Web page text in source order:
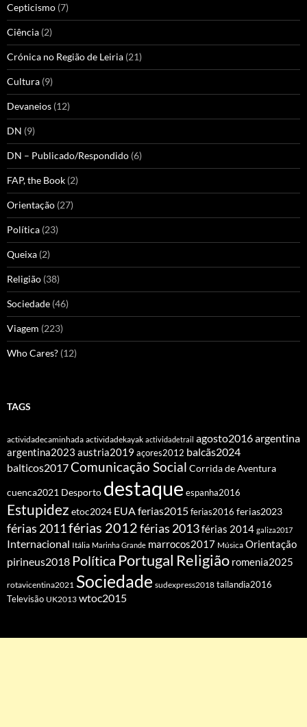
Cepticismo (7)
Ciência (2)
Crónica no Região de Leiria (21)
Cultura (9)
Devaneios (12)
DN (9)
DN – Publicado/Respondido (6)
FAP, the Book (2)
Orientação (27)
Política (23)
Queixa (2)
Religião (38)
Sociedade (46)
Viagem (223)
Who Cares? (12)
TAGS
actividadecaminhada actividadekayak actividadetrail agosto2016argentina
argentina2023 austria2019 açores2012 balcãs2024
balticos2017Comunicação Social Corrida de Aventura
cuenca2021 Desporto destaque espanha2016
Estupidez etoc2024 EUAferias2015ferias2016 ferias2023
férias 2011férias 2012férias 2013férias 2014 galiza2017
Internacional Itália Marinha Grande marrocos2017 Música Orientação
pirineus2018 Política Portugal Religião romenia2025
rotavicentina2021 Sociedade sudexpress2018 tailandia2016
Televisão UK2013 wtoc2015